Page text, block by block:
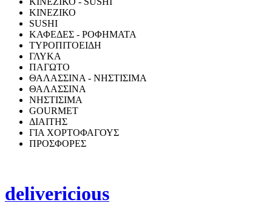
ΚΙΝΕΖΙΚΟ
SUSHI
ΚΑΦΕΔΕΣ - ΡΟΦΗΜΑΤΑ
ΤΥΡΟΠΙΤΟΕΙΔΗ
ΓΛΥΚΑ
ΠΑΓΩΤΟ
ΘΑΛΑΣΣΙΝΑ - ΝΗΣΤΙΣΙΜΑ
ΘΑΛΑΣΣΙΝΑ
ΝΗΣΤΙΣΙΜΑ
GOURMET
ΔΙΑΙΤΗΣ
ΓΙΑ ΧΟΡΤΟΦΑΓΟΥΣ
ΠΡΟΣΦΟΡΕΣ
delivericious